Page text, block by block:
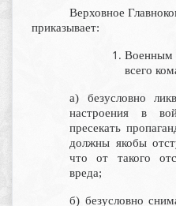
Верховное
приказывает:
Военным
всего
а) безусловно
настроения в
пресекать
должны якобы
что от такого
вреда;
б) безусловно